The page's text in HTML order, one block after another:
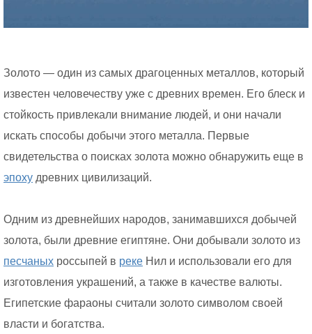
Золото — один из самых драгоценных металлов, который
известен человечеству уже с древних времен. Его блеск и
стойкость привлекали внимание людей, и они начали
искать способы добычи этого металла. Первые
свидетельства о поисках золота можно обнаружить еще в
эпоху древних цивилизаций.
Одним из древнейших народов, занимавшихся добычей
золота, были древние египтяне. Они добывали золото из
песчаных россыпей в реке Нил и использовали его для
изготовления украшений, а также в качестве валюты.
Египетские фараоны считали золото символом своей
власти и богатства.